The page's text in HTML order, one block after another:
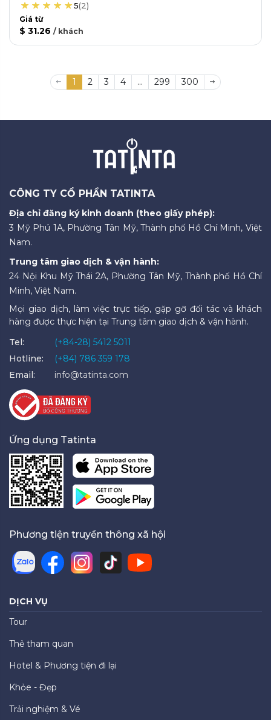
5(2)
Giá từ
$ 31.26 / khách
1 2 3 4 ... 299 300
CÔNG TY CỔ PHẦN TATINTA
Địa chỉ đăng ký kinh doanh (theo giấy phép):
3 Mỹ Phú 1A, Phường Tân Mỹ, Thành phố Hồ Chí Minh, Việt
Nam.
Trung tâm giao dịch & vận hành:
24 Nội Khu Mỹ Thái 2A, Phường Tân Mỹ, Thành phố Hồ Chí
Minh, Việt Nam.
Mọi giao dịch, làm việc trực tiếp, gặp gỡ đối tác và khách
hàng được thực hiện tại Trung tâm giao dịch & vận hành.
Tel:
(+84-28) 5412 5011
Hotline:
(+84) 786 359 178
Email:
info@tatinta.com
Ứng dụng Tatinta
Phương tiện truyền thông xã hội
DỊCH VỤ
Tour
Thẻ tham quan
Hotel & Phương tiện đi lại
Khỏe - Đẹp
Trải nghiệm & Vé